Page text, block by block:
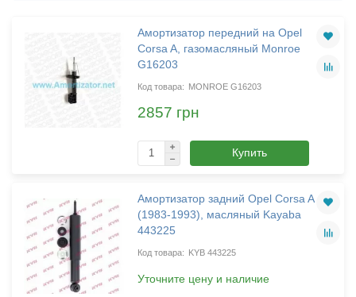
Амортизатор передний на Opel
Corsa A, газомасляный Monroe
G16203
MONROE G16203
2857 грн
Купить
Амортизатор задний Opel Corsa A
(1983-1993), масляный Kayaba
443225
KYB 443225
Уточните цену и наличие